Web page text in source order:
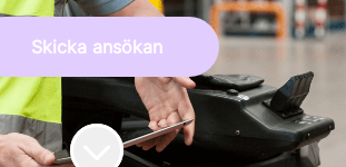
Skicka ansökan